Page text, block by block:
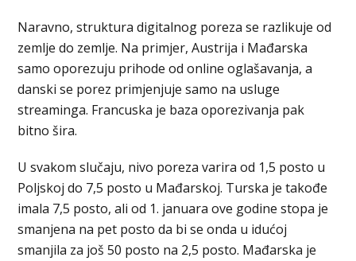
Naravno, struktura digitalnog poreza se razlikuje od
zemlje do zemlje. Na primjer, Austrija i Mađarska
samo oporezuju prihode od online oglašavanja, a
danski se porez primjenjuje samo na usluge
streaminga. Francuska je baza oporezivanja pak
bitno šira.
U svakom slučaju, nivo poreza varira od 1,5 posto u
Poljskoj do 7,5 posto u Mađarskoj. Turska je takođe
imala 7,5 posto, ali od 1. januara ove godine stopa je
smanjena na pet posto da bi se onda u idućoj
smanjila za još 50 posto na 2,5 posto. Mađarska je